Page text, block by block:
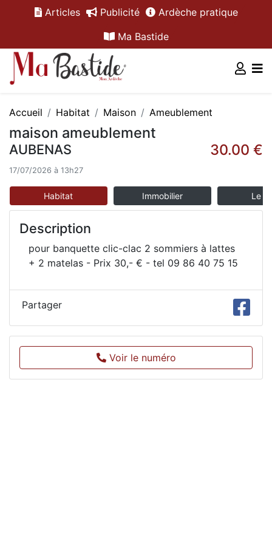
Articles Publicité
Ardèche pratique
Ma Bastide
Accueil Habitat Maison Ameublement
maison ameublement
AUBENAS
17/07/2026 à 13h27
30.00 €
Habitat Immobilier Le
Description
pour banquette clic-clac 2 sommiers à lattes
+ 2 matelas - Prix 30,- € - tel 09 86 40 75 15
Partager
Voir le numéro